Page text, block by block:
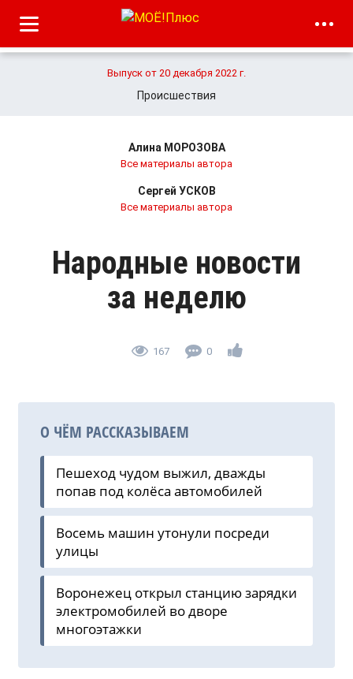
Выпуск от 20 декабря 2022 г.
Происшествия
Алина МОРОЗОВА
Все материалы автора
Сергей УСКОВ
Все материалы автора
Народные новости
за неделю
167 0
О ЧЁМ РАССКАЗЫВАЕМ
Пешеход чудом выжил, дважды
попав под колёса автомобилей
Восемь машин утонули посреди
улицы
Воронежец открыл станцию зарядки
электромобилей во дворе
многоэтажки